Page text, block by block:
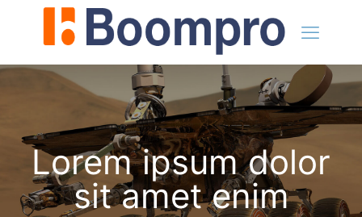
Lorem ipsum dolor
sit amet enim